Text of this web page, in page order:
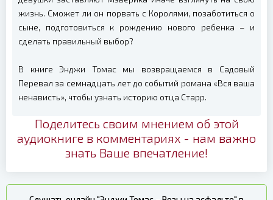
жизнь. Сможет ли он порвать с Королями, позаботиться о
сыне, подготовиться к рождению нового ребенка – и
сделать правильный выбор?
В книге Энджи Томас мы возвращаемся в Садовый
Перевал за семнадцать лет до событий романа «Вся ваша
ненависть», чтобы узнать историю отца Старр.
Поделитесь своим мнением об этой
аудиокниге в комментариях - нам важно
знать Ваше впечатление!